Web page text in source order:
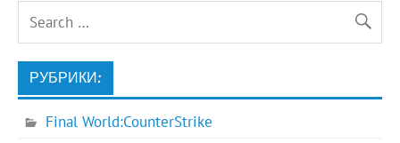
РУБРИКИ:
Final World:CounterStrike